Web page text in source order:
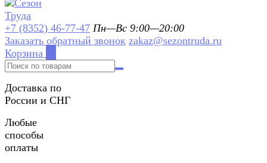
+7 (8352) 46-77-47 Пн—Вс 9:00—20:00
Заказать обратный звонок zakaz@sezontruda.ru
Корзина
Доставка по
России и СНГ
Любые
способы
оплаты